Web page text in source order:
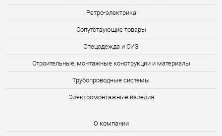
Ретро-электрика
Сопутствующие товары
Спецодежда и СИЗ
Строительные, монтажные конструкции и материалы
Трубопроводные системы
Электромонтажные изделия
О компании